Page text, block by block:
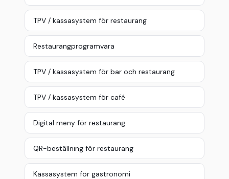
TPV / kassasystem för restaurang
Restaurangprogramvara
TPV / kassasystem för bar och restaurang
TPV / kassasystem för café
Digital meny för restaurang
QR-beställning för restaurang
Kassasystem för gastronomi